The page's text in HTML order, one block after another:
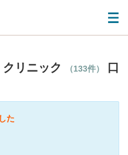
リニック （133件）
口
た